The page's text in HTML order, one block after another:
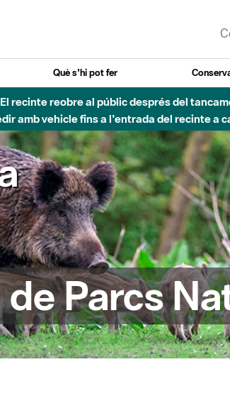
Què s'hi pot fer
recinte reobre al públic després del
amb vehicle fins a l'entrada del recinte a
Parcs